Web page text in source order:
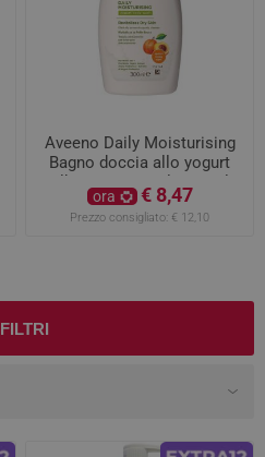
Aveeno Daily Moisturising
Bagno doccia allo yogurt
albicocca e miele 300ml
ora € 8,47
Prezzo consigliato: € 12,10
FILTRI